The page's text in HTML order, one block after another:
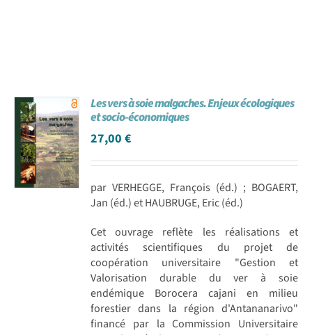
Les vers à soie malgaches. Enjeux écologiques
et socio-économiques
27,00€
par VERHEGGE, François (éd.) ; BOGAERT,
Jan (éd.) et HAUBRUGE, Eric (éd.)
Cet ouvrage reflète les réalisations et
activités scientifiques du projet de
coopération universitaire "Gestion et
Valorisation durable du ver à soie
endémique Borocera cajani en milieu
forestier dans la région d'Antananarivo"
financé par la Commission Universitaire